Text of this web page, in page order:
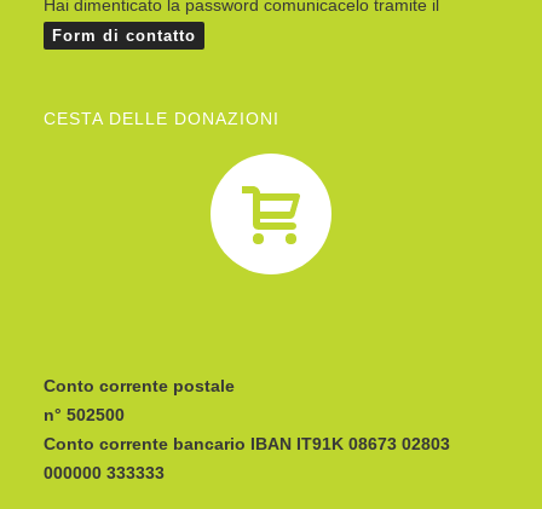
Hai dimenticato la password comunicacelo tramite il
Form di contatto
CESTA DELLE DONAZIONI
Conto corrente postale
n° 502500
Conto corrente bancario IBAN